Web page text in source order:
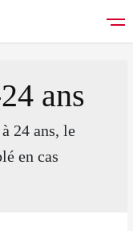
ans
24 ans, le
en cas